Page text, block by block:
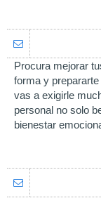
Procura mejorar
forma y
vas a exigirle
personal no solo
bienestar